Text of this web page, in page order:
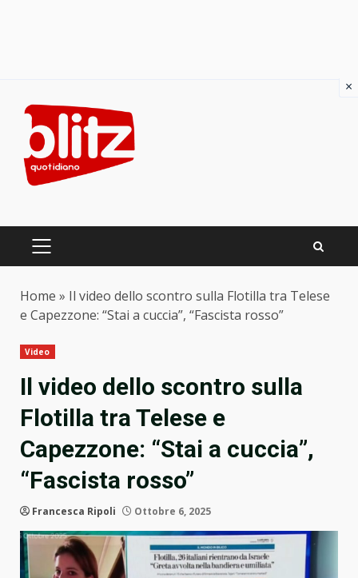
content
PRIMARY
Home » Il video dello scontro sulla Flotilla tra Telese
e Capezzone: “Stai a cuccia”, “Fascista rosso”
Video
Il video dello scontro sulla
Flotilla tra Telese e
Capezzone: “Stai a cuccia”,
“Fascista rosso”
Francesca Ripoli Ottobre 6, 2025
×